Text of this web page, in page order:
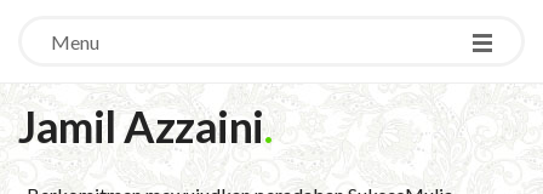
Menu
Jamil Azzaini.